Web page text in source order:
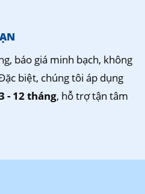
báo giá minh bạch, không
biệt, chúng tôi áp dụng
- 12 tháng, hỗ trợ tận tâm